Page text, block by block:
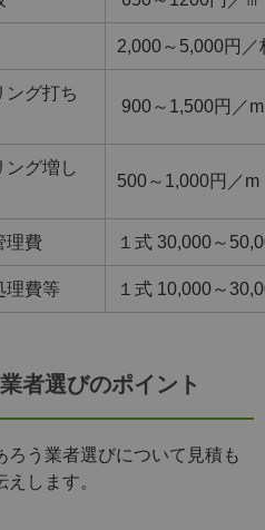
2,000～5,000円／
ング打ち
900～1,500円／m
ング増し
500～1,000円／m
理費 １式 30,000～
理費等 １式 10,000～
者選びのポイント
う業者選びについて見積も
します。